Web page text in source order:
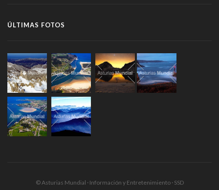
ÚLTIMAS FOTOS
© Asturias Mundial · Información y Entretenimiento · SSD